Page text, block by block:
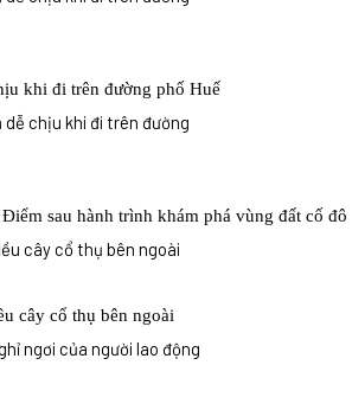
khi đi trên đường phố Huế
sau hành trình khám phá vùng đất cố đô
cây cổ thụ bên ngoài